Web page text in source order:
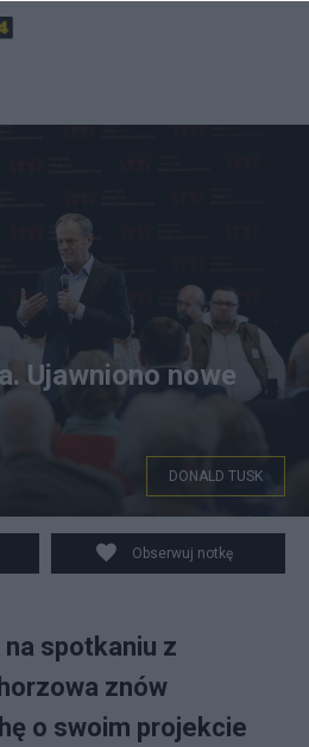
wizytę w województwie
Meissner
Ujawniono nowe
DONALD TUSK
Obserwuj notkę
na spotkaniu z
znów
o swoim projekcie